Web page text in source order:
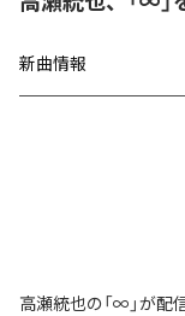
新曲情報
高瀬統也の「∞」が配